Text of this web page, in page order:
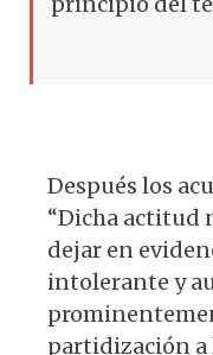
Después los
“Dicha actitud
dejar en
intolerante y
partidización a